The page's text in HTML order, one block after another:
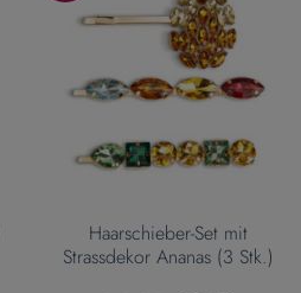
Haarschieber-Set mit
Strassdekor Ananas (3 Stk.)